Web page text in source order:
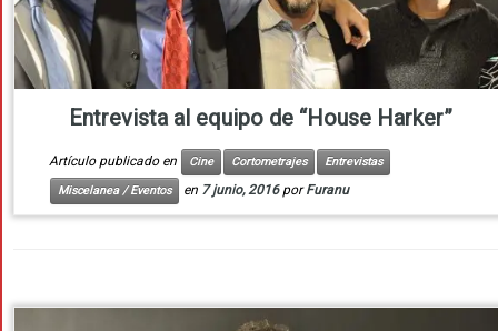
Entrevista al equipo de “House Harker”
Artículo publicado en Cine Cortometrajes
Entrevistas
Miscelanea / Eventos
en 7 junio, 2016 porFuranu